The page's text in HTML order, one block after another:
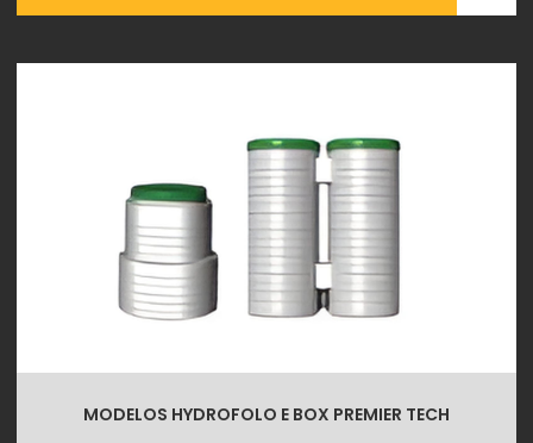
MODELOS HYDROFOLO E BOX PREMIER TECH